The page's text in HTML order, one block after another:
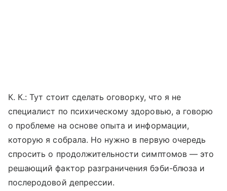
К. К.: Тут стоит сделать оговорку, что я не
специалист по психическому здоровью, а говорю
о проблеме на основе опыта и информации,
которую я собрала. Но нужно в первую очередь
спросить о продолжительности симптомов — это
решающий фактор разграничения бэби-блюза и
послеродовой депрессии.